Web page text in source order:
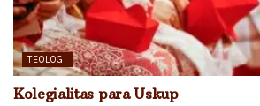
TEOLOGI
Kolegialitas para Uskup